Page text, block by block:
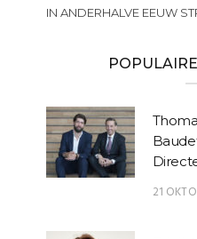
IN ANDERHALVE EEUW
21